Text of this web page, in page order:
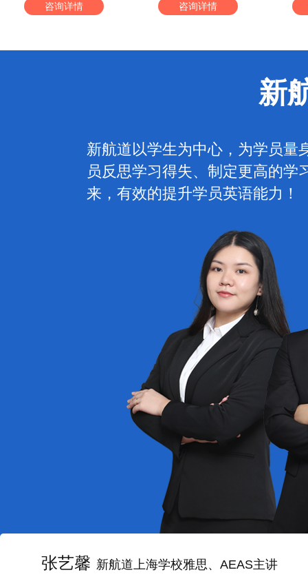
咨询详情
咨询详情
新
新航道以学生为中心，为学员量
员反思学习得失、制定更高的
来，有效的提升学员英语能力！
张艺馨 新航道上海学校雅思、AEAS主讲